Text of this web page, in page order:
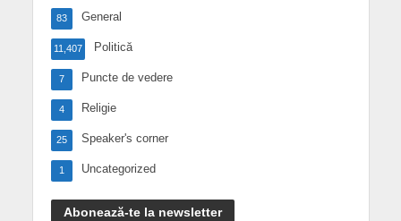
General
83
Politică
11,407
Puncte de vedere
7
Religie
4
Speaker's corner
25
Uncategorized
1
Abonează-te la newsletter